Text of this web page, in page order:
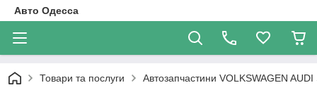
Авто Одесса
Товари та послуги Автозапчастини VOLKSWAGEN AUDI